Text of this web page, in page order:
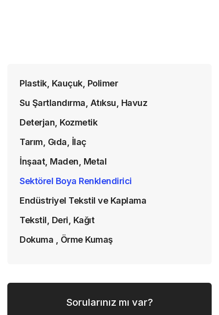
Plastik, Kauçuk, Polimer
Su Şartlandırma, Atıksu, Havuz
Deterjan, Kozmetik
Tarım, Gıda, İlaç
İnşaat, Maden, Metal
Sektörel Boya Renklendirici
Endüstriyel Tekstil ve Kaplama
Tekstil, Deri, Kağıt
Dokuma , Örme Kumaş
Sorularınız mı var?